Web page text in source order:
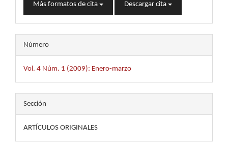
Más formatos de cita Descargar cita
Número
Vol. 4 Núm. 1 (2009): Enero-marzo
Sección
ARTÍCULOS ORIGINALES